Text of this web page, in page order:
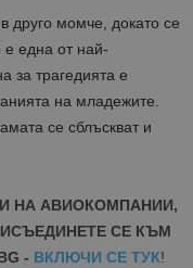
друго момче, докато се
е една от най-
за трагедията е
на младежите.
се сблъскват и
НА АВИОКОМПАНИИ,
СЕ КЪМ
- ВКЛЮЧИ СЕ ТУК!